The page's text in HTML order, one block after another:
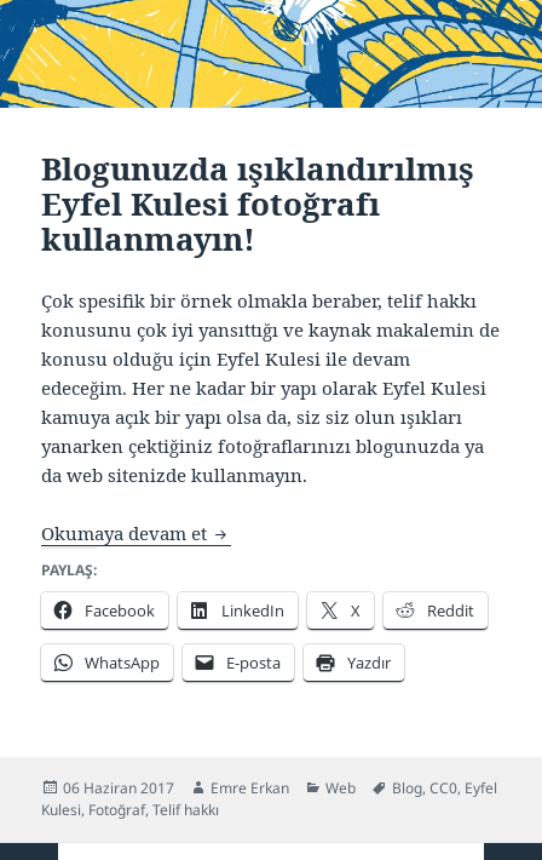
Blogunuzda ışıklandırılmış
Eyfel Kulesi fotoğrafı
kullanmayın!
Çok spesifik bir örnek olmakla beraber, telif hakkı
konusunu çok iyi yansıttığı ve kaynak makalemin de
konusu olduğu için Eyfel Kulesi ile devam
edeceğim. Her ne kadar bir yapı olarak Eyfel Kulesi
kamuya açık bir yapı olsa da, siz siz olun ışıkları
yanarken çektiğiniz fotoğraflarınızı blogunuzda ya
da web sitenizde kullanmayın.
Okumaya devam et Blogunuzda ışıklandırılmış Eyfel
PAYLAŞ:
Facebook LinkedIn X Reddit
WhatsApp E-posta Yazdır
Yayın
tarihi
06 Haziran 2017 Yazar
Emre Erkan Kategoriler
Web Etiketler
Blog,CC0, Eyfel
Kulesi, Fotoğraf,Telif hakkı